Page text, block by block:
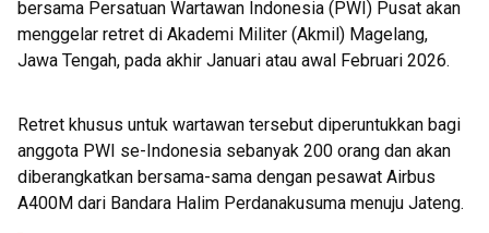
bersama Persatuan Wartawan Indonesia (PWI) Pusat akan
menggelar retret di Akademi Militer (Akmil) Magelang,
Jawa Tengah, pada akhir Januari atau awal Februari 2026.
Retret khusus untuk wartawan tersebut diperuntukkan bagi
anggota PWI se-Indonesia sebanyak 200 orang dan akan
diberangkatkan bersama-sama dengan pesawat Airbus
A400M dari Bandara Halim Perdanakusuma menuju Jateng.